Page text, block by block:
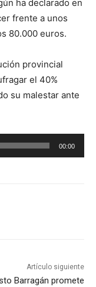
ha declarado en
frente a unos
80.000 euros.
provincial
el 40%
su malestar ante
00:00
Artículo siguiente
Barragán promete